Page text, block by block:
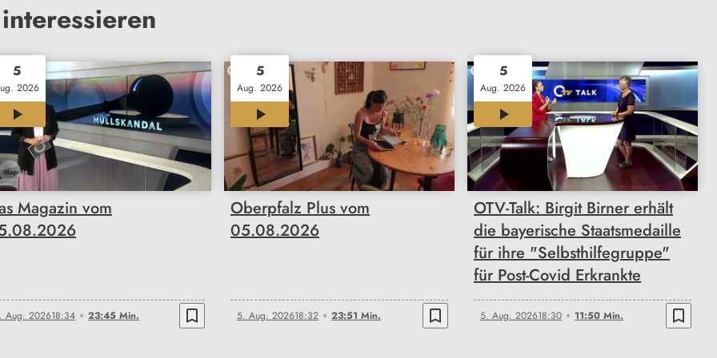
5
2026
23:45
Magazin vom
Aug. 202618:34 23:45 Min. bookmark_border
5
Aug. 2026
23:51
Oberpfalz Plus vom
05.08.2026
5. Aug. 202618:32 23:51 Min. bookmark_border
5
Aug. 2026
11:50
OTV-Talk: Birgit Birner erhält
die bayerische Staatsmedaille
für ihre "Selbsthilfegruppe"
für Post-Covid Erkrankte
5. Aug. 202618:30 11:50 Min. bookmark_border